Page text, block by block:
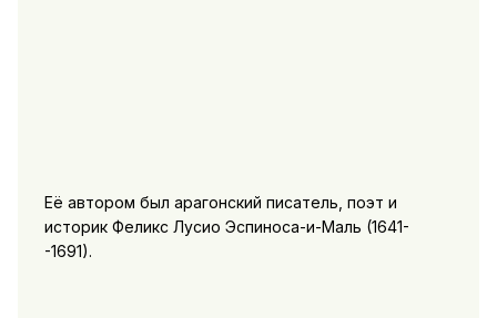
Её автором был арагонский писатель, поэт и
историк Феликс Лусио Эспиноса-и-Маль (1641-
-1691).